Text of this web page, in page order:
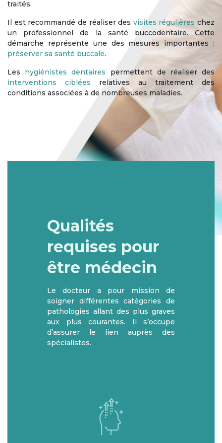
traités.
Il est recommandé de réaliser des visites régulières chez
un professionnel de la santé buccodentaire. Cette
démarche représente une des mesures importantes :
préserver sa santé buccale.
Les hygiénistes dentaires permettent de réaliser des
interventions ciblées relatives au traitement des
conditions associées à de nombreuses maladies.
Qualités
requises pour
être médecin
Ledocteur a pour mission de
soigner différentes catégories de
pathologies allant des plus graves
aux plus courantes. Il s’occupe
d’assurer le lien auprès des
spécialistes.